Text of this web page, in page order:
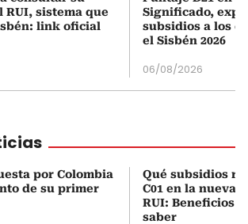
sistema que
link oficial
Significado,
subsidios a los
el Sisbén 2026
06/08/2026
por Colombia
de su primer
Qué subsidios
C01 en la nueva
RUI: Beneficios
saber